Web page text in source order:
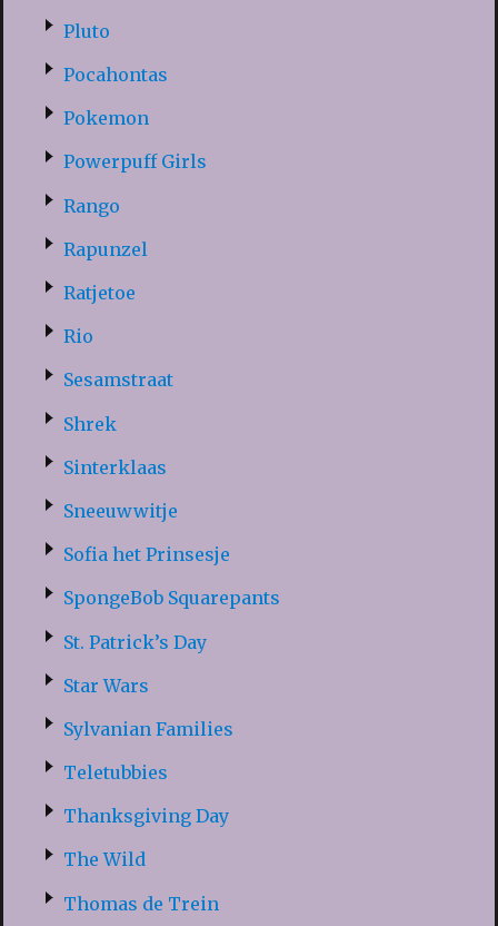
Pluto
Pocahontas
Pokemon
Powerpuff Girls
Rango
Rapunzel
Ratjetoe
Rio
Sesamstraat
Shrek
Sinterklaas
Sneeuwwitje
Sofia het Prinsesje
SpongeBob Squarepants
St. Patrick’s Day
Star Wars
Sylvanian Families
Teletubbies
Thanksgiving Day
The Wild
Thomas de Trein